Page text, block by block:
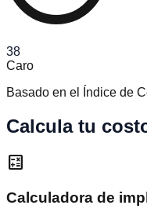
38
Caro
Basado en el Índice de
Calcula tu
calculate
Calculadora de